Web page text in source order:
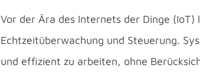
Vor der Ära des Internets der Dinge
Echtzeitüberwachung und Steuerung.
und effizient zu arbeiten, ohne